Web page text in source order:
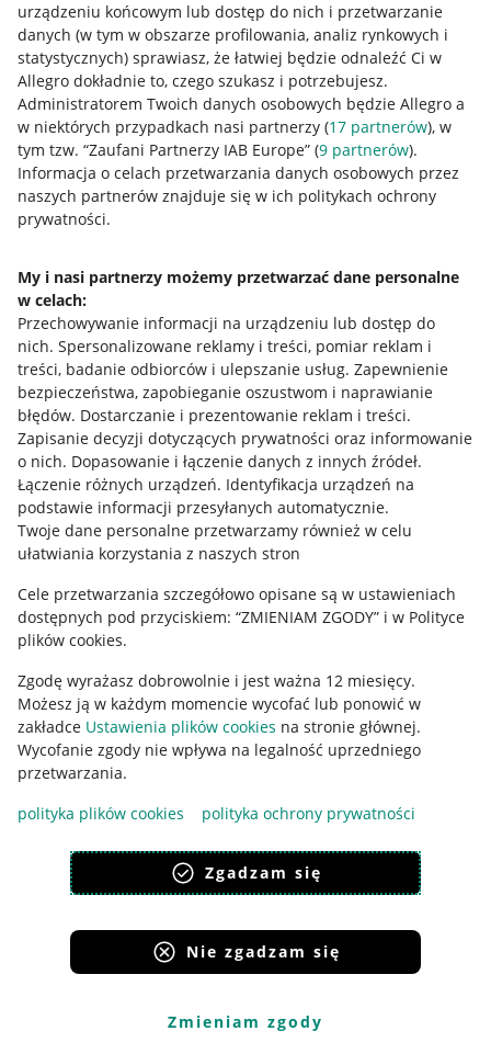
urządzeniu końcowym lub dostęp do nich i przetwarzanie
danych (w tym w obszarze profilowania, analiz rynkowych i
statystycznych) sprawiasz, że łatwiej będzie odnaleźć Ci w
Allegro dokładnie to, czego szukasz i potrzebujesz.
Administratorem Twoich danych osobowych będzie Allegro a
w niektórych przypadkach nasi partnerzy (17 partnerów), w
tym tzw. “Zaufani Partnerzy IAB Europe” (9 partnerów).
Informacja o celach przetwarzania danych osobowych przez
naszych partnerów znajduje się w ich politykach ochrony
prywatności.
My i nasi partnerzy możemy przetwarzać dane personalne
w celach:
Przechowywanie informacji na urządzeniu lub dostęp do
nich. Spersonalizowane reklamy i treści, pomiar reklam i
treści, badanie odbiorców i ulepszanie usług. Zapewnienie
bezpieczeństwa, zapobieganie oszustwom i naprawianie
błędów. Dostarczanie i prezentowanie reklam i treści.
Zapisanie decyzji dotyczących prywatności oraz informowanie
o nich. Dopasowanie i łączenie danych z innych źródeł.
Łączenie różnych urządzeń. Identyfikacja urządzeń na
podstawie informacji przesyłanych automatycznie.
Twoje dane personalne przetwarzamy również w celu
ułatwiania korzystania z naszych stron
Cele przetwarzania szczegółowo opisane są w ustawieniach
dostępnych pod przyciskiem: “ZMIENIAM ZGODY” i w Polityce
plików cookies.
Zgodę wyrażasz dobrowolnie i jest ważna 12 miesięcy.
Możesz ją w każdym momencie wycofać lub ponowić w
zakładce Ustawienia plików cookies na stronie głównej.
Wycofanie zgody nie wpływa na legalność uprzedniego
przetwarzania.
polityka plików cookies
polityka ochrony prywatności
Zgadzam się
Nie zgadzam się
Zmieniam zgody
Przydatne informacje
Jak to działa
Allegro Gadane dla sprzedających
Allegro Gadane dla kupujących
Mapa miejscowości
Informacje prawne
Regulamin
Polityka plików "cookies"
Ustawienia plików "cookies"
Udostępnianie lokalizacji
Informacje dla Aktu o Usługach Cyfrowych
Pobierz aplikację
Korzystanie z serwisu oznacza akceptacjęregulaminu